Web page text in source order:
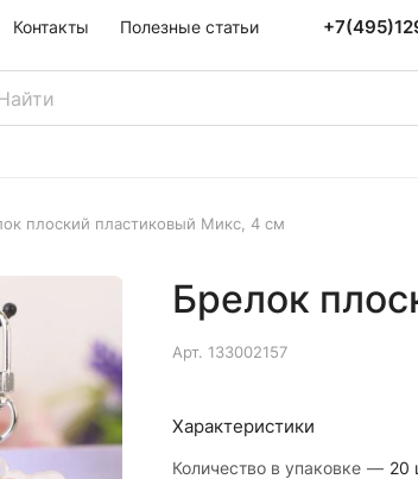
Контакты Полезные статьи
плоский пластиковый Микс, 4 см
Брелок
Арт. 133002157
Характеристики
Количество в упаковке — 20